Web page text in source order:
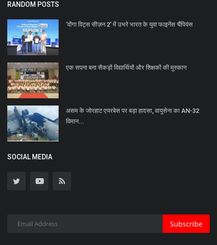
RANDOM POSTS
‘वोंगा विट्स सीज़न 2’ में उभरे भारत के युवा फाइनेंस चैंपियंस
एक सपना बना सैकड़ों विद्यार्थियों और शिक्षकों की मुस्कान
असम के जोरहाट एयरबेस पर बड़ा हादसा, वायुसेना का AN-32
विमान...
SOCIAL MEDIA
Subscribe